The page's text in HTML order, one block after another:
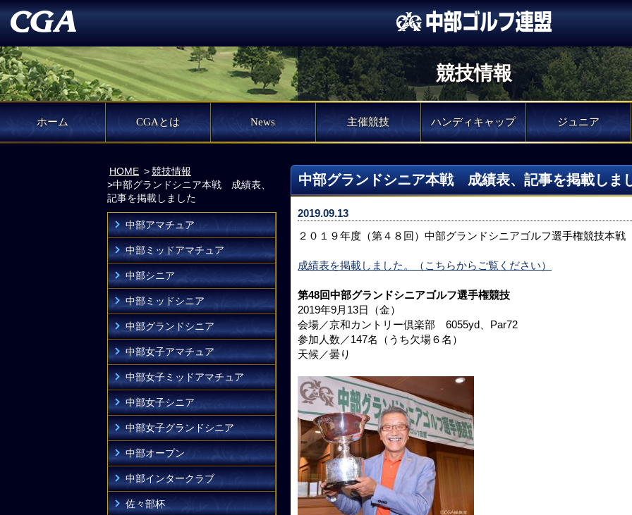
競技情報
ホーム CGAとは News 主催競技 ハンディキャップ ジュニア
HOME
競技情報
中部グランドシニア本戦 成績表、
記事を掲載しました
中部アマチュア
中部ミッドアマチュア
中部シニア
中部ミッドシニア
中部グランドシニア
中部女子アマチュア
中部女子ミッドアマチュア
中部女子シニア
中部女子グランドシニア
中部オープン
中部インタークラブ
佐々部杯
中部グランドシニア本戦 成績表、記事を掲載しま
2019.09.13
２０１９年度（第４８回）中部グランドシニアゴルフ選手権競技本戦
成績表を掲載しました。（こちらからご覧ください）
第48回中部グランドシニアゴルフ選手権競技
2019年9月13日（金）
会場／京和カントリー倶楽部 6055yd、Par72
参加人数／147名（うち欠場６名）
天候／曇り